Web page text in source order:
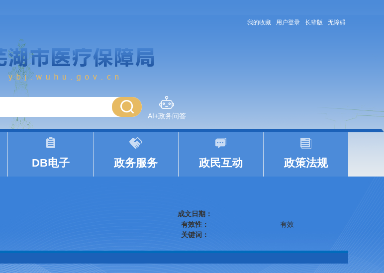
我的收藏 用户登录 长辈版 无障碍
AI+政务问答
DB电子 政务服务 政民互动 政策法规
成文日期：
有效性：
有效
关键词：